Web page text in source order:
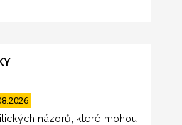
názorů, které mohou